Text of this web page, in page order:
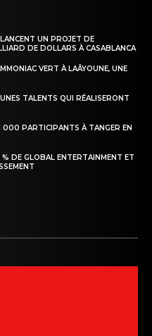
UN PROJET DE
DE DOLLARS À CASABLANCA
VERT À LAÂYOUNE, UNE
TALENTS QUI RÉALISERONT
000 PARTICIPANTS À TANGER EN
DE GLOBAL ENTERTAINMENT ET